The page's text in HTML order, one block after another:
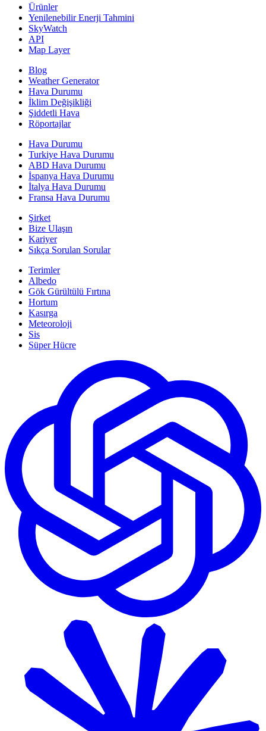
Ürünler
Yenilenebilir Enerji Tahmini
SkyWatch
API
Map Layer
Blog
Weather Generator
Hava Durumu
İklim Değişikliği
Şiddetli Hava
Röportajlar
Hava Durumu
Turkiye Hava Durumu
ABD Hava Durumu
İspanya Hava Durumu
İtalya Hava Durumu
Fransa Hava Durumu
Şirket
Bize Ulaşın
Kariyer
Sıkça Sorulan Sorular
Terimler
Albedo
Gök Gürültülü Fırtına
Hortum
Kasırga
Meteoroloji
Sis
Süper Hücre